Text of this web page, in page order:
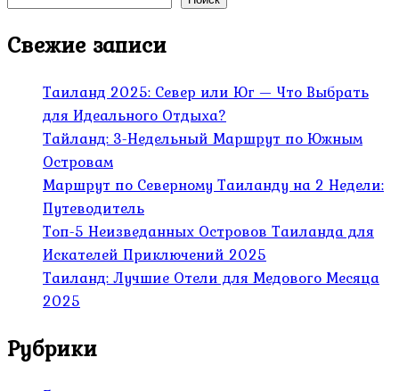
Свежие записи
Таиланд 2025: Север или Юг — Что Выбрать
для Идеального Отдыха?
Тайланд: 3-Недельный Маршрут по Южным
Островам
Маршрут по Северному Таиланду на 2 Недели:
Путеводитель
Топ-5 Неизведанных Островов Таиланда для
Искателей Приключений 2025
Таиланд: Лучшие Отели для Медового Месяца
2025
Рубрики